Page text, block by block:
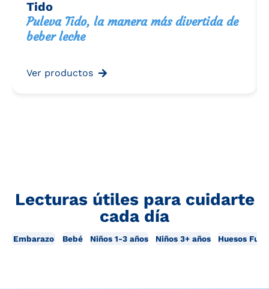
Tido
Puleva Tido, la manera más divertida de
beber leche
Ver productos
Lecturas útiles para cuidarte
cada día
Embarazo Bebé Niños 1-3 años Niños 3+ años Huesos